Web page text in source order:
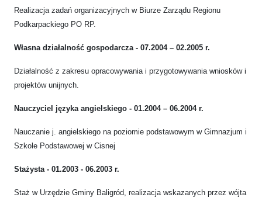
Realizacja zadań organizacyjnych w Biurze Zarządu Regionu
Podkarpackiego PO RP.
Własna działalność gospodarcza - 07.2004 – 02.2005 r.
Działalność z zakresu opracowywania i przygotowywania wniosków i
projektów unijnych.
Nauczyciel języka angielskiego - 01.2004 – 06.2004 r.
Nauczanie j. angielskiego na poziomie podstawowym w Gimnazjum i
Szkole Podstawowej w Cisnej
Stażysta - 01.2003 - 06.2003 r.
Staż w Urzędzie Gminy Baligród, realizacja wskazanych przez wójta